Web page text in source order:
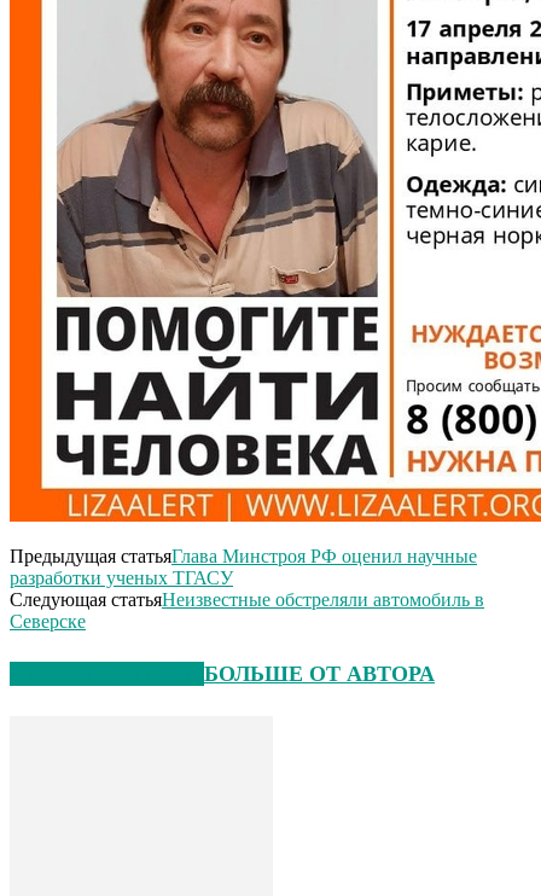
Предыдущая статьяГлава Минстроя РФ оценил научные
разработки ученых ТГАСУ
Следующая статьяНеизвестные обстреляли автомобиль в
Северске
БОЛЬШЕ ОТ АВТОРА